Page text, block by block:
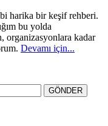
harika bir keşif rehberi.
bu yolda
organizasyonlara kadar
Devamı için...